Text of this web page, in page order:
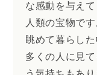
な感動を与えて
人類の宝物で
眺めて暮らし
多くの人に見